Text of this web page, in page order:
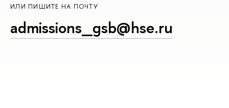
ИЛИ ПИШИТЕ НА ПОЧТУ
admissions_gsb@hse.ru